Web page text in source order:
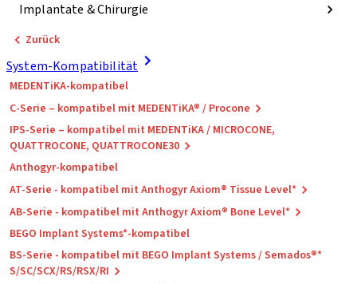
Implantate & Chirurgie
Zurück
System-Kompatibilität
MEDENTiKA-kompatibel
C-Serie – kompatibel mit MEDENTiKA® / Procone
IPS-Serie – kompatibel mit MEDENTiKA / MICROCONE,
QUATTROCONE, QUATTROCONE30
Anthogyr-kompatibel
AT-Serie - kompatibel mit Anthogyr Axiom® Tissue Level*
AB-Serie - kompatibel mit Anthogyr Axiom® Bone Level*
BEGO Implant Systems*-kompatibel
BS-Serie - kompatibel mit BEGO Implant Systems / Semados®*
S/SC/SCX/RS/RSX/RI